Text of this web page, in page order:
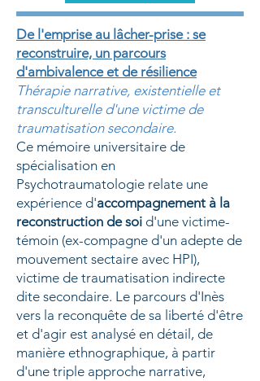
De l'emprise au lâcher-prise : se
reconstruire, un parcours
d'ambivalence et de résilience
Thérapie narrative, existentielle et
transculturelle d'une victime de
traumatisation secondaire.
Ce mémoire universitaire de
spécialisation en
Psychotraumatologie relate une
expérience d'accompagnement à la
reconstruction de soi d'une victime-
témoin (ex-compagne d'un adepte de
mouvement sectaire avec HPI),
victime de traumatisation indirecte
dite secondaire. Le parcours d'Inès
vers la reconquête de sa liberté d'être
et d'agir est analysé en détail, de
manière ethnographique, à partir
d'une triple approche narrative,